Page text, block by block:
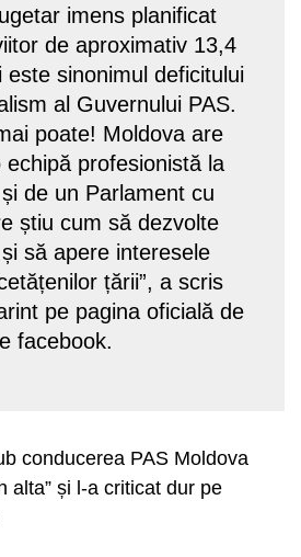
imens planificat
de aproximativ 13,4
este sinonimul deficitului
al Guvernului PAS.
poate! Moldova are
echipă profesionistă la
de un Parlament cu
știu cum să dezvolte
să apere interesele
țării”, a scris
pe pagina oficială de
facebook.
conducerea PAS Moldova
alta” și l-a criticat dur pe